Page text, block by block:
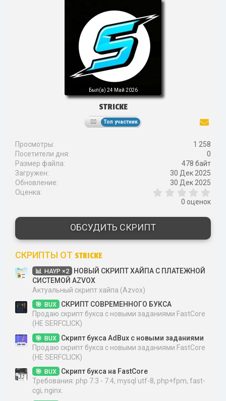
Был(а) 24 Май 2026
STRICKE
Топ участник
Просмотры
1 258
Посетители дня
0
Размер файла
478 байт
Загружен
30 Дек 2025
Обновление
30 Дек 2025
Оценка
,
з
в
0 оценок
ОБСУДИТЬ СКРИПТ
СКРИПТЫ ОТ STRICKE
HAYP ×2
НОВЫЙ СКРИПТ ХАЙПА С ПЛАТЕЖНОЙ
СИСТЕМОЙ AZVOX
Актуальный скрипт хайпа (Azvox)
BUX
СКРИПТ СОВРЕМЕННОГО БУКСА
Продаю скрипт букса с новыми заданиями FastCore
(НЕ SERFCLICK)
BUX
Скрипт букса AdBux с новыми заданиями
Продаю скрипт букса с новыми заданиями FastCore
(НЕ SERFCLICK)
BUX
Скрипт букса на FastCore
Требования: php 7.3 - 7.4, mysql utf-8, php+fpm, fast-
cgi, nginx.